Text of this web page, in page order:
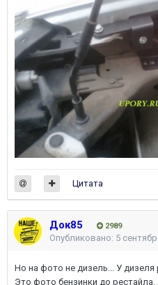
Цитата
Док85 2989
Опубликовано: 5
Но на фото не дизель... У дизеля
Это фото бензинки до